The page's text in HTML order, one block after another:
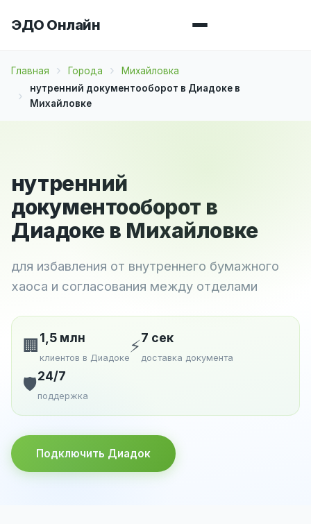
ЭДО Онлайн
Главная Города
Михайловка
нутренний документооборот в Диадоке в
Михайловке
нутренний
документооборот в
Диадоке в Михайловке
для избавления от внутреннего бумажного
хаоса и согласования между отделами
🏢 1,5 млн
клиентов в Диадоке
⚡7 сек
доставка документа
🛡️24/7
поддержка
Подключить Диадок